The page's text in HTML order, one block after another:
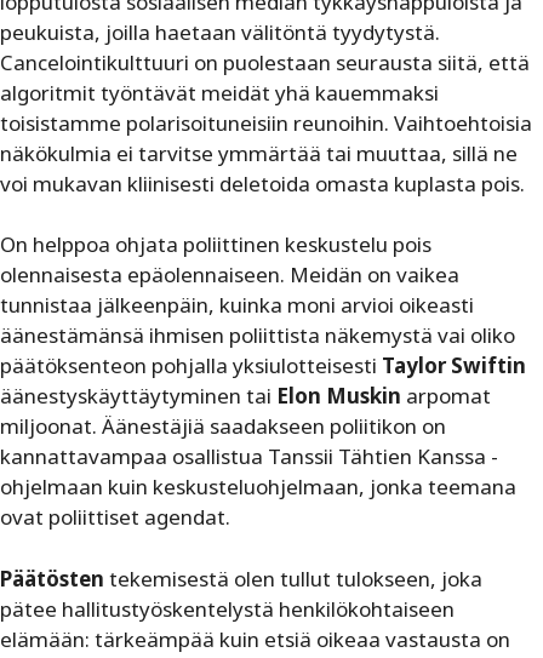
peukuista, joilla haetaan välitöntä tyydytystä.
Cancelointikulttuuri on puolestaan seurausta siitä, että
algoritmit työntävät meidät yhä kauemmaksi
toisistamme polarisoituneisiin reunoihin. Vaihtoehtoisia
näkökulmia ei tarvitse ymmärtää tai muuttaa, sillä ne
voi mukavan kliinisesti deletoida omasta kuplasta pois.
On helppoa ohjata poliittinen keskustelu pois
olennaisesta epäolennaiseen. Meidän on vaikea
tunnistaa jälkeenpäin, kuinka moni arvioi oikeasti
äänestämänsä ihmisen poliittista näkemystä vai oliko
päätöksenteon pohjalla ­yksiulotteisesti Taylor Swiftin
äänestyskäyttäytyminen tai Elon Muskin arpomat
miljoonat. Äänestäjiä saadakseen poliitikon on
kannattavampaa osallistua Tanssii Tähtien Kanssa -
ohjelmaan kuin keskusteluohjelmaan, jonka ­teemana
ovat poliittiset agendat.
Päätösten tekemisestä olen tullut tulokseen, joka
pätee hallitustyöskentelystä henkilökohtaiseen
elämään: tärkeämpää kuin etsiä oikeaa vastausta on